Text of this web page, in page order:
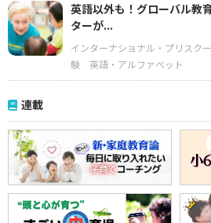
英語以外も！グローバル教
ターが...
インターナショナル・プリスク
験
英語・アルファベット
連載